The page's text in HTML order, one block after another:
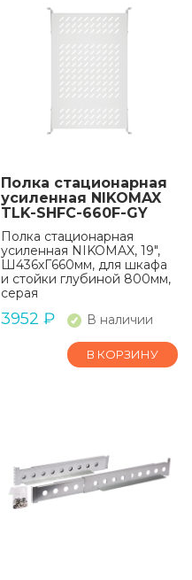
Полка стационарная
усиленная NIKOMAX
TLK-SHFC-660F-GY
Полка стационарная
усиленная NIKOMAX, 19",
Ш436хГ660мм, для шкафа
и стойки глубиной 800мм,
серая
3952 ₽ В наличии
В КОРЗИНУ